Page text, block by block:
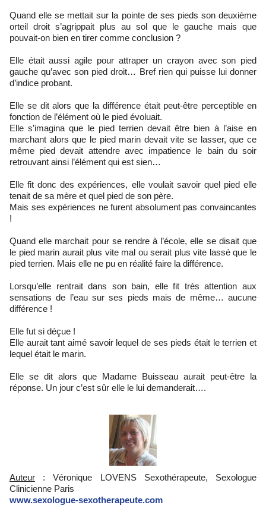
Quand elle se mettait sur la pointe de ses pieds son deuxième
orteil droit s’agrippait plus au sol que le gauche mais que
pouvait-on bien en tirer comme conclusion ?
Elle était aussi agile pour attraper un crayon avec son pied
gauche qu’avec son pied droit… Bref rien qui puisse lui donner
d’indice probant.
Elle se dit alors que la différence était peut-être perceptible en
fonction de l’élément où le pied évoluait.
Elle s’imagina que le pied terrien devait être bien à l’aise en
marchant alors que le pied marin devait vite se lasser, que ce
même pied devait attendre avec impatience le bain du soir
retrouvant ainsi l’élément qui est sien…
Elle fit donc des expériences, elle voulait savoir quel pied elle
tenait de sa mère et quel pied de son père.
Mais ses expériences ne furent absolument pas convaincantes
!
Quand elle marchait pour se rendre à l’école, elle se disait que
le pied marin aurait plus vite mal ou serait plus vite lassé que le
pied terrien. Mais elle ne pu en réalité faire la différence.
Lorsqu’elle rentrait dans son bain, elle fit très attention aux
sensations de l’eau sur ses pieds mais de même… aucune
différence !
Elle fut si déçue !
Elle aurait tant aimé savoir lequel de ses pieds était le terrien et
lequel était le marin.
Elle se dit alors que Madame Buisseau aurait peut-être la
réponse. Un jour c’est sûr elle le lui demanderait….
Auteur : Véronique LOVENS Sexothérapeute, Sexologue
Clinicienne Paris
www.sexologue-sexotherapeute.com